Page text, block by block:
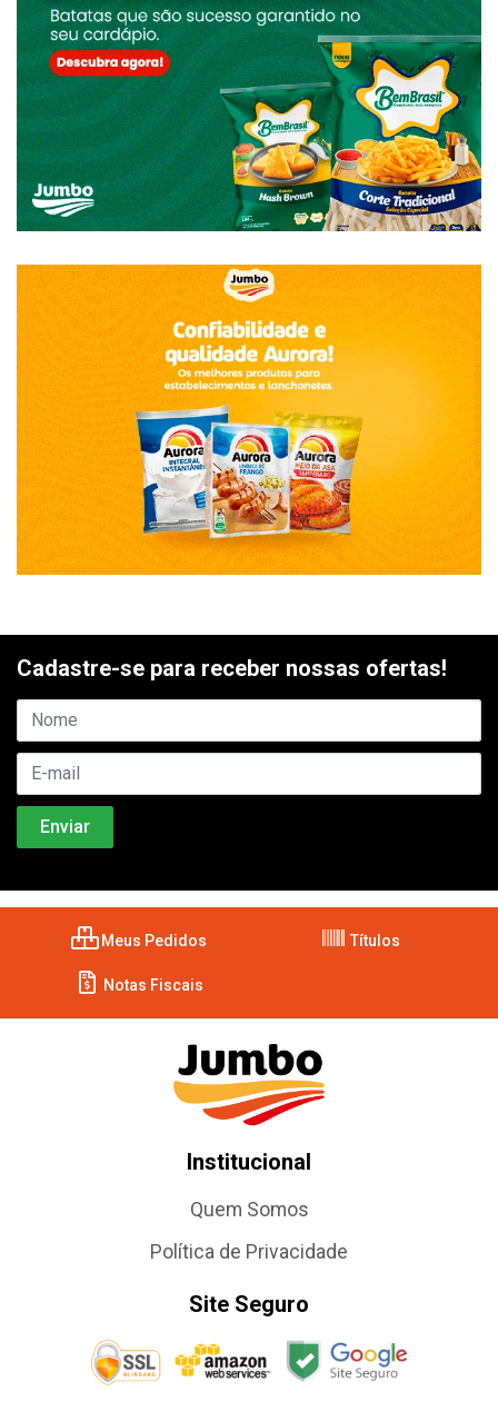
Cadastre-se para receber nossas ofertas!
Meus Pedidos Títulos
Notas Fiscais
Institucional
Quem Somos
Política de Privacidade
Site Seguro